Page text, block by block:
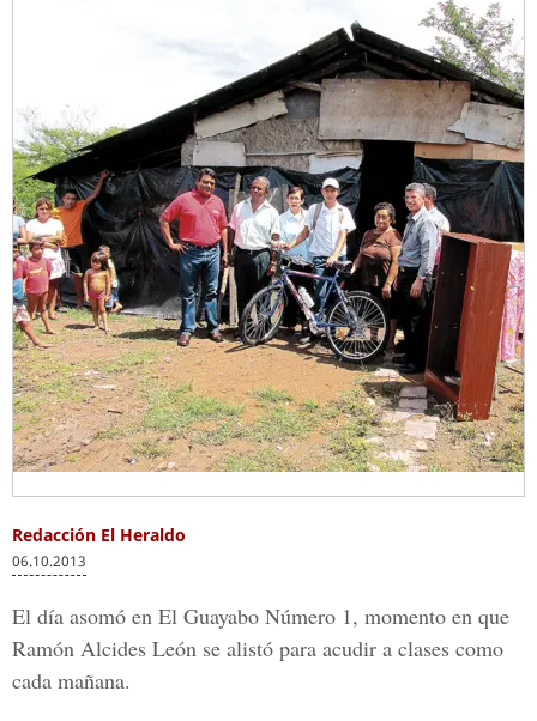
Redacción El Heraldo
06.10.2013
El día asomó en El Guayabo Número 1, momento en que
Ramón Alcides León se alistó para acudir a clases como
cada mañana.